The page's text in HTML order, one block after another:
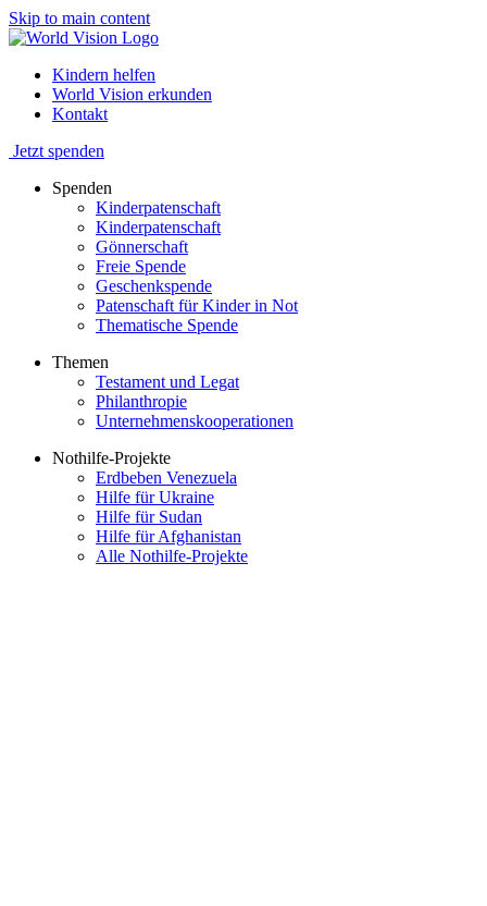
Skip to main content
Kindern helfen
World Vision erkunden
Kontakt
Jetzt spenden
Spenden
Kinderpatenschaft
Kinderpatenschaft
Gönnerschaft
Freie Spende
Geschenkspende
Patenschaft für Kinder in Not
Thematische Spende
Themen
Testament und Legat
Philanthropie
Unternehmenskooperationen
Nothilfe-Projekte
Erdbeben Venezuela
Hilfe für Ukraine
Hilfe für Sudan
Hilfe für Afghanistan
Alle Nothilfe-Projekte